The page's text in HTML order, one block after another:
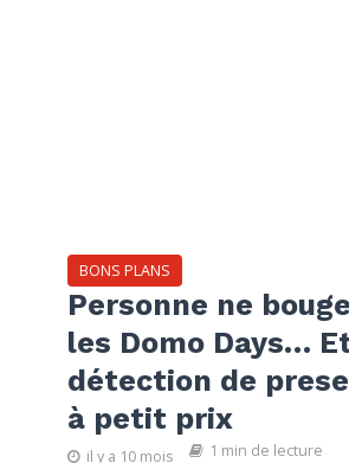
BONS PLANS
Personne ne
les Domo Days…
détection de
à petit prix
il y a 10 mois 1 min de lecture